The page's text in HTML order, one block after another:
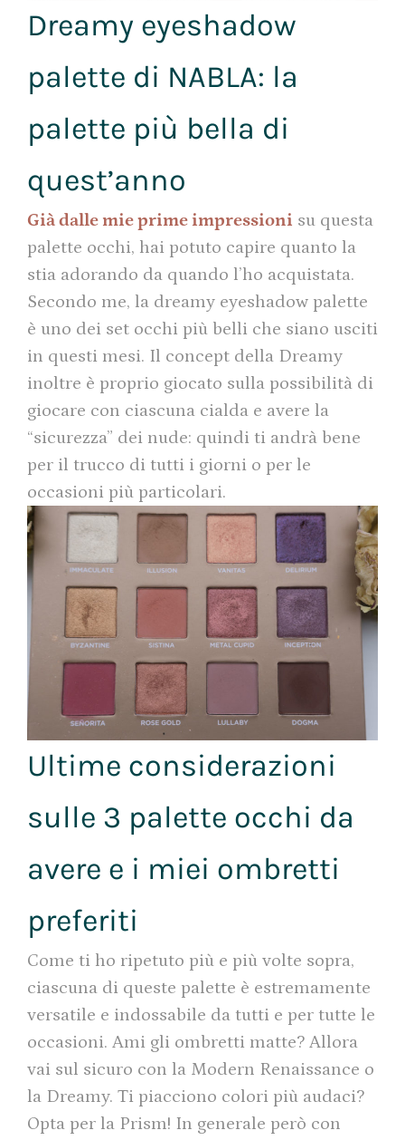
Dreamy eyeshadow
palette di NABLA: la
palette più bella di
quest’anno
Già dalle mie prime impressioni su questa
palette occhi, hai potuto capire quanto la
stia adorando da quando l’ho acquistata.
Secondo me, la dreamy eyeshadow palette
è uno dei set occhi più belli che siano usciti
in questi mesi. Il concept della Dreamy
inoltre è proprio giocato sulla possibilità di
giocare con ciascuna cialda e avere la
“sicurezza” dei nude: quindi ti andrà bene
per il trucco di tutti i giorni o per le
occasioni più particolari.
Ultime considerazioni
sulle 3 palette occhi da
avere e i miei ombretti
preferiti
Come ti ho ripetuto più e più volte sopra,
ciascuna di queste palette è estremamente
versatile e indossabile da tutti e per tutte le
occasioni. Ami gli ombretti matte? Allora
vai sul sicuro con la Modern Renaissance o
la Dreamy. Ti piacciono colori più audaci?
Opta per la Prism! In generale però con